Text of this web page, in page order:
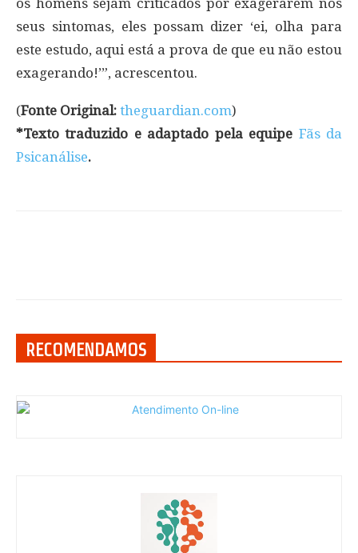
seus sintomas, eles possam dizer ‘ei, olha para
este estudo, aqui está a prova de que eu não estou
exagerando!’”, acrescentou.
(Fonte Original: theguardian.com)
*Texto traduzido e adaptado pela equipe Fãs da
Psicanálise.
RECOMENDAMOS